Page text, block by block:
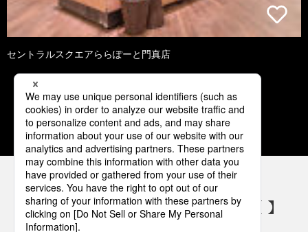
セントラルスクエアららぽーと門真店
1 2 3 4 5
パナソニックの電気設備 SNSアカウント